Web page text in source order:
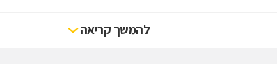
להמשך קריאה